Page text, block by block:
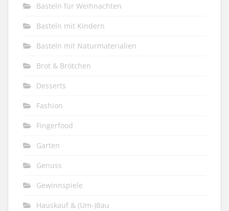
Basteln für Weihnachten
Basteln mit Kindern
Basteln mit Naturmaterialien
Brot & Brötchen
Desserts
Fashion
Fingerfood
Garten
Genuss
Gewinnspiele
Hauskauf & (Um-)Bau